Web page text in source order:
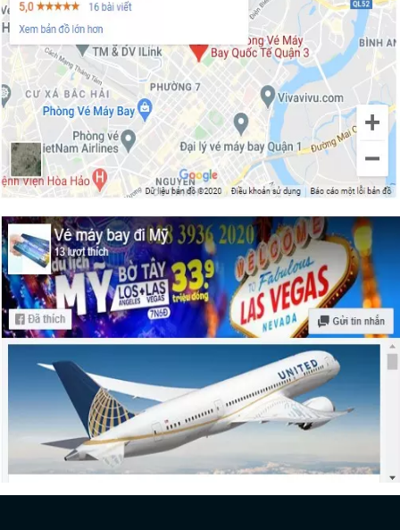
Những sự kiện giáng sinh hấp dẫn nhất
tại San Francisco
Những khách sạn tốt nhất ở San
Francisco